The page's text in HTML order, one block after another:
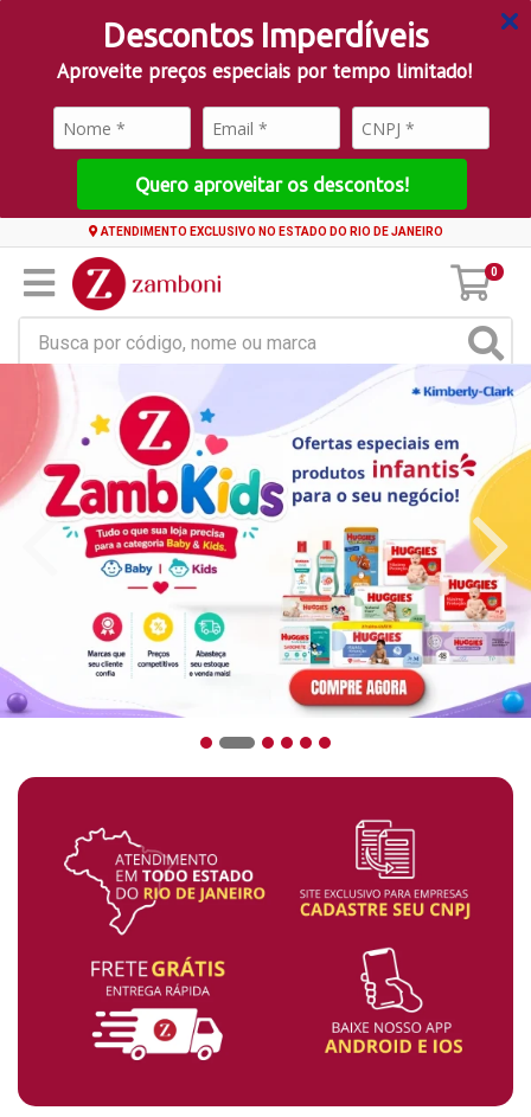
Descontos Imperdíveis
Aproveite preços especiais por tempo limitado!
Quero aproveitar os descontos!
ATENDIMENTO EXCLUSIVO NO ESTADO DO RIO DE JANEIRO
0